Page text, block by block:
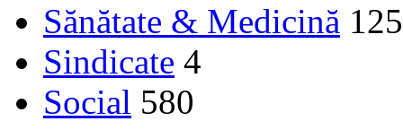
Sănătate & Medicină 125
Sindicate 4
Social 580